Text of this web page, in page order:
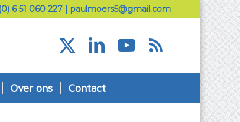
6 51 060 227| paulmoers5@gmail.com
Over ons Contact